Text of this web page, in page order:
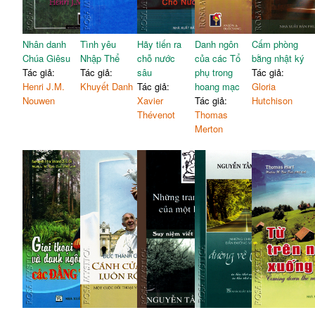
Nhân danh
Chúa Giêsu
Tác giả:
Henri J.M.
Nouwen
Tình yêu
Nhập Thể
Tác giả:
Khuyết Danh
Hãy tiến ra
chỗ nước
sâu
Tác giả:
Xavier
Thévenot
Danh ngôn
của các Tổ
phụ trong
hoang mạc
Tác giả:
Thomas
Merton
Cấm phòng
bằng nhật ký
Tác giả:
Gloria
Hutchison